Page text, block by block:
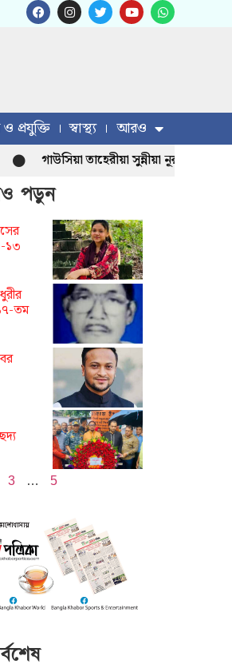
প্রযুক্তি স্বাস্থ্য আরও
গাউসিয়া তাহেরীয়া সুন্নীয়া নূরানী মাদ্রাসা
পড়ুন
১৩
তম
3 … 5